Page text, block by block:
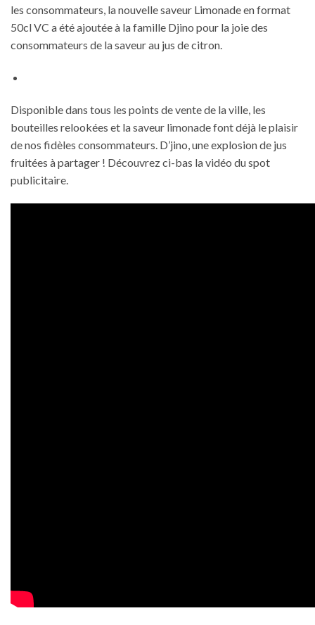
les consommateurs, la nouvelle saveur Limonade en format
50cl VC a été ajoutée à la famille Djino pour la joie des
consommateurs de la saveur au jus de citron.
Disponible dans tous les points de vente de la ville, les
bouteilles relookées et la saveur limonade font déjà le plaisir
de nos fidèles consommateurs. D’jino, une explosion de jus
fruitées à partager ! Découvrez ci-bas la vidéo du spot
publicitaire.